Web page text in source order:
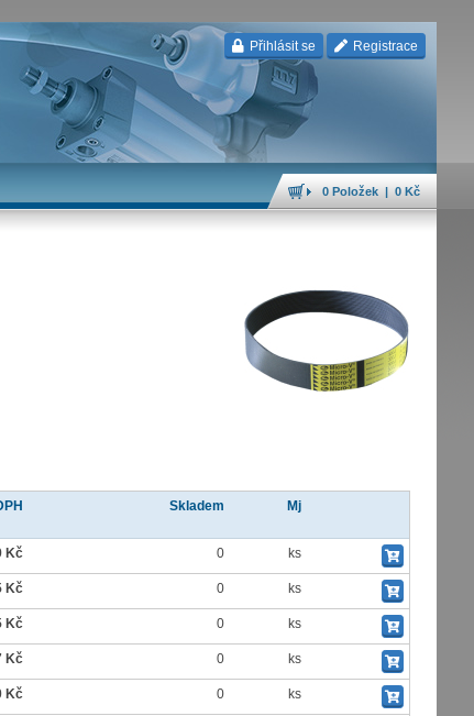
Přihlásit se Registrace
0 Položek | 0 Kč
Skladem Mj
Kč 0 ks
Kč 0 ks
Kč 0 ks
Kč 0 ks
Kč 0 ks